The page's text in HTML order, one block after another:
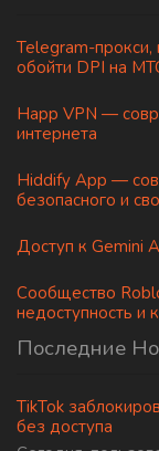
Telegram-прокси,
обойти DPI на
Happ VPN —
интернета
Hiddify App —
безопасного и
Доступ к Gemini
Сообщество
недоступность и
Последние
TikTok
без доступа